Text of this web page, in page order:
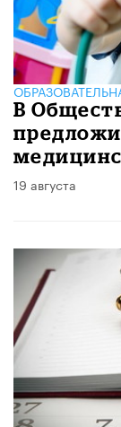
В
19 августа